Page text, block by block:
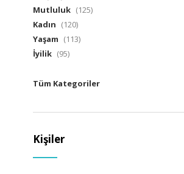
Mutluluk (125)
Kadın (120)
Yaşam (113)
İyilik (95)
Tüm Kategoriler
Kişiler